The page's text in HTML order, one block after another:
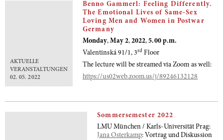
AKTUELLE
VERANSTALTUNGEN
02. 05. 2022
Benno Gammerl: Feeling Differently.
The Emotional Lives of Same-Sex
Loving Men and Women in Postwar
Germany
Monday,May 2, 2022,5.00 p.m.
Valentinská 91/1, 3rd Floor
The lecture will be streamed via Zoom as well:
https://us02web.zoom.us/j/89246132128
Sommersemester 2022
LMU München / Karls-Universität Prag:
Jana Osterkamp: Vortrag und Diskussion